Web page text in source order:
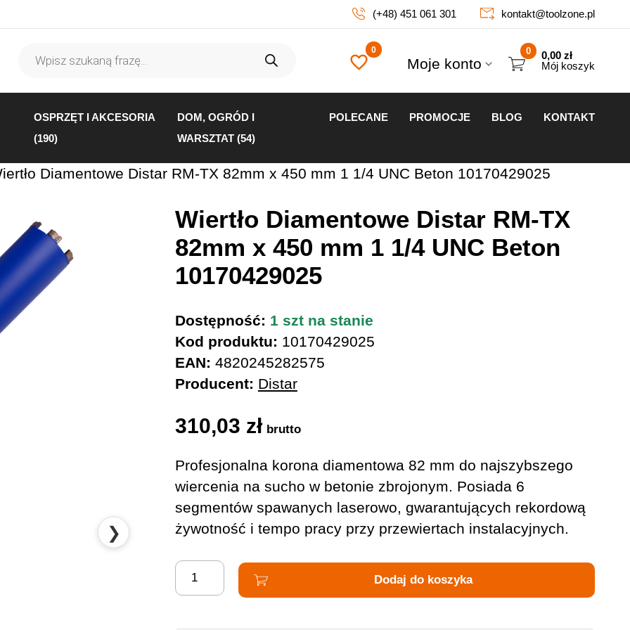
(+48) 451 061 301 kontakt@toolzone.pl
produktów
Moje konto
0,00 zł
Mój koszyk
0
OSPRZĘT I AKCESORIA
(190)
DOM, OGRÓD I
WARSZTAT (54)
POLECANE PROMOCJE BLOG KONTAKT
Diamentowe Distar RM-TX 82mm x 450 mm 1 1/4 UNC Beton 10170429025
❯
Wiertło Diamentowe Distar RM-TX
82mm x 450 mm 1 1/4 UNC Beton
10170429025
Dostępność: 1 szt na stanie
Kod produktu: 10170429025
EAN: 4820245282575
Producent: Distar
310,03 zł brutto
Profesjonalna korona diamentowa 82 mm do najszybszego
wiercenia na sucho w betonie zbrojonym. Posiada 6
segmentów spawanych laserowo, gwarantujących rekordową
żywotność i tempo pracy przy przewiertach instalacyjnych.
Dodaj do koszyka